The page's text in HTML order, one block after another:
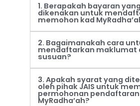
1. Berapakah bayaran yang
dikenakan untuk
memohon kad
2. Bagaimanakah cara
mendaftarkan maklumat
susuan?
3. Apakah syarat yang
oleh pihak JAIS untuk
permohonan pendaftaran
MyRadha’ah?